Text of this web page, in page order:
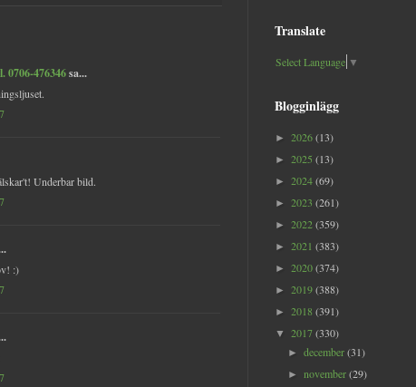
0706-476346sa...
Underbar bild.
:)
Translate
Select Language ▼
Blogginlägg
► 2026(13)
► 2025 (13)
► 2024(69)
► 2023 (261)
► 2022(359)
► 2021 (383)
► 2020(374)
► 2019(388)
► 2018 (391)
▼ 2017(330)
►december(31)
►november(29)